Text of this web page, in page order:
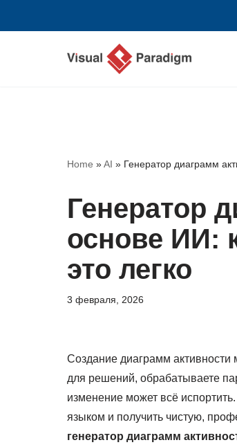
Home »AI » Генератор диаграмм
Генератор
основе ИИ:
это легко
3 февраля, 2026
Создание диаграмм активности
для решений, обрабатываете
изменение может всё
языком и получить чистую,
генератор диаграмм